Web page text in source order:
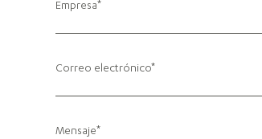
Empresa
Correo electrónico
Mensaje